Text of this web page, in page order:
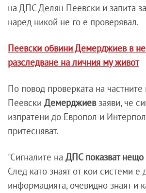
на ДПС Делян Пеевски и запита
наред никой не го е проверявал.
Пеевски обвини Демерджиев в
разследване на личния му живот
По повод проверката на частните
Пеевски Демерджиевзаяви, че
изпратени до Европол и
притесняват.
"Сигналите на ДПС показват нещо
След като знаят от кои системи е
информацията, очевидно знаят и